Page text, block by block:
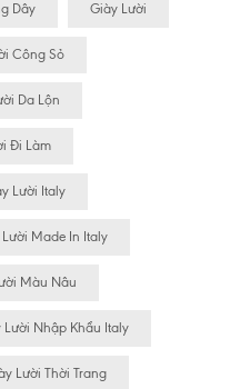
Dây Giày Lười
Công Sỏ
Da Lộn
Đi Làm
Lười Italy
Made In Italy
Màu Nâu
Lười Nhập Khẩu Italy
Lười Thời Trang